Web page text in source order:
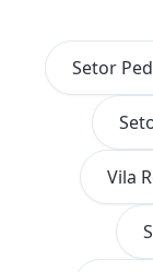
Setor
Vila